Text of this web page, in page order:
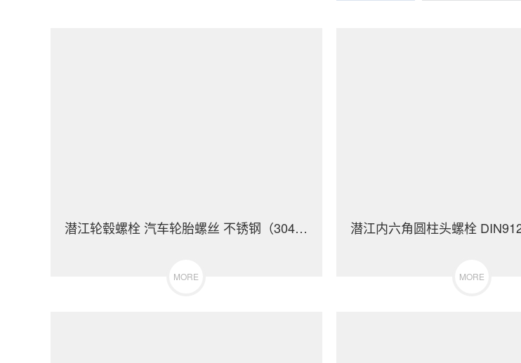
潜江轮毂螺栓 汽车轮胎螺丝 不锈钢（304/316）碳钢 合金钢
MORE MORE